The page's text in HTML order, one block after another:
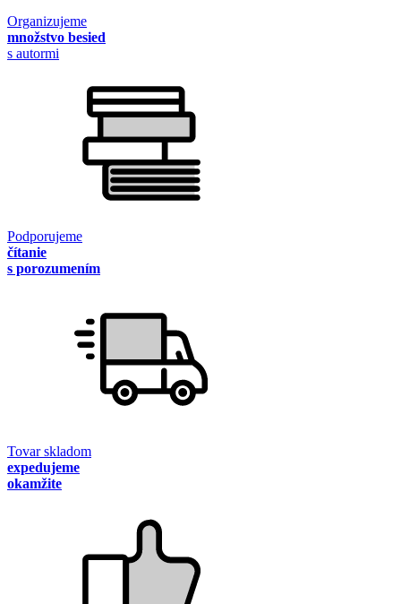
Organizujeme
množstvo besied
s autormi
Podporujeme
čítanie
s porozumením
Tovar skladom
expedujeme
okamžite